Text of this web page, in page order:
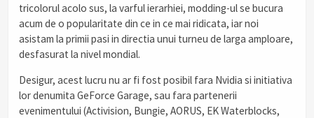
tricolorul acolo sus, la varful ierarhiei, modding-ul se bucura
acum de o popularitate din ce in ce mai ridicata, iar noi
asistam la primii pasi in directia unui turneu de larga amploare,
desfasurat la nivel mondial.
Desigur, acest lucru nu ar fi fost posibil fara Nvidia si initiativa
lor denumita GeForce Garage, sau fara partenerii
evenimentului (Activision, Bungie, AORUS, EK Waterblocks,